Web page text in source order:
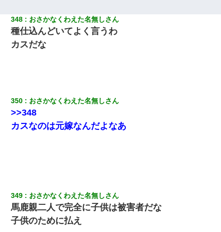
348 おさかなくわえた名無しさん
種仕込んどいてよく言うわ
カスだな
350 おさかなくわえた名無しさん
>>348
カスなのは元嫁なんだよなあ
349 おさかなくわえた名無しさん
馬鹿親二人で完全に子供は被害者だな
子供のために払え